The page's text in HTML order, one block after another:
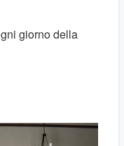
giorno della